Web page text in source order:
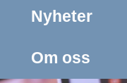
Nyheter
Om oss